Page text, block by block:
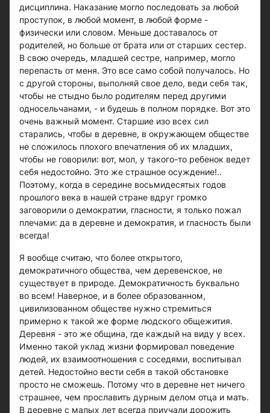
дисциплина. Наказание могло последовать за любой
проступок, в любой момент, в любой форме -
физически или словом. Меньше доставалось от
родителей, но больше от брата или от старших сестер.
В свою очередь, младшей сестре, например, могло
перепасть от меня. Это все само собой получалось. Но
с другой стороны, выполняй свое дело, веди себя так,
чтобы не стыдно было родителям перед другими
односельчанами, - и будешь в полном порядке. Вот это
очень важный момент. Старшие изо всех сил
старались, чтобы в деревне, в окружающем обществе
не сложилось плохого впечатления об их младших,
чтобы не говорили: вот, мол, у такого-то ребенок ведет
себя недостойно. Это же страшное осуждение!..
Поэтому, когда в середине восьмидесятых годов
прошлого века в нашей стране вдруг громко
заговорили о демократии, гласности, я только пожал
плечами: да в деревне и демократия, и гласность были
всегда!
Я вообще считаю, что более открытого,
демократичного общества, чем деревенское, не
существует в природе. Демократичность буквально
во всем! Наверное, и в более образованном,
цивилизованном обществе нужно стремиться
примерно к такой же форме людского общежития.
Деревня - это же община, где каждый на виду у всех.
Именно такой уклад жизни формировал поведение
людей, их взаимоотношения с соседями, воспитывал
детей. Недостойно вести себя в такой обстановке
просто не сможешь. Потому что в деревне нет ничего
страшнее, чем прославить дурным делом отца и мать.
В деревне с малых лет всегда приучали дорожить